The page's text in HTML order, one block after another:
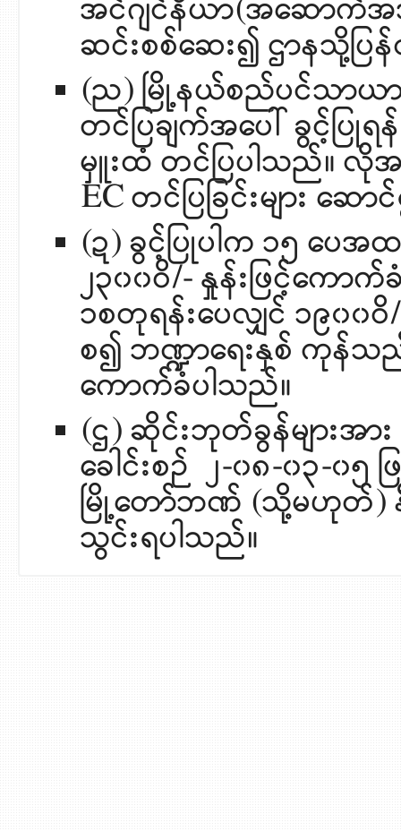
အင်ဂျင်နီယာ(အဆောက်အ
ဆင်းစစ်ဆေး၍ ဌာနသို့ပ
(ည) မြို့နယ်စည်ပင်သာယာ
တင်ပြချက်အပေါ် ခွင့်ပြု
မှူးထံ တင်ပြပါသည်။ လိုအ
EC တင်ပြခြင်းများ ဆ
(ဍ) ခွင့်ပြုပါက ၁၅ ပေအ
၂၃၀၀ဝိ/- နှုန်းဖြင့်ကော
၁စတုရန်းပေလျှင် ၁၉၀၀
စ၍ ဘဏ္ဍာရေးနှစ် ကု
ကောက်ခံပါသည်။
(ဌ) ဆိုင်းဘုတ်ခွန်များအား
ခေါင်းစဉ် ၂-၀၈-၀၃-၀၅
မြို့တော်ဘဏ် (သို့မဟုတ်)
သွင်းရပါသည်။